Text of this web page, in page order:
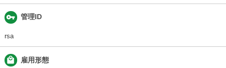
vpn_key 管理ID
rsa
local_mall 雇用形態